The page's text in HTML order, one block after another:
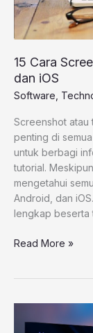
15 Cara
dan iOS
Software
Screenshot atau
penting di
untuk berbagi
tutorial.
mengetahui
Android, dan
lengkap beserta
iOS
Read More »
IPTV